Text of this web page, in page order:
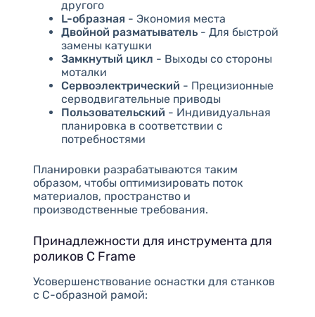
другого
L-образная - Экономия места
Двойной разматыватель- Для быстрой
замены катушки
Замкнутый цикл - Выходы со стороны
моталки
Сервоэлектрический - Прецизионные
серводвигательные приводы
Пользовательский - Индивидуальная
планировка в соответствии с
потребностями
Планировки разрабатываются таким
образом, чтобы оптимизировать поток
материалов, пространство и
производственные требования.
Принадлежности для инструмента для
роликов C Frame
Усовершенствование оснастки для станков
с C-образной рамой: